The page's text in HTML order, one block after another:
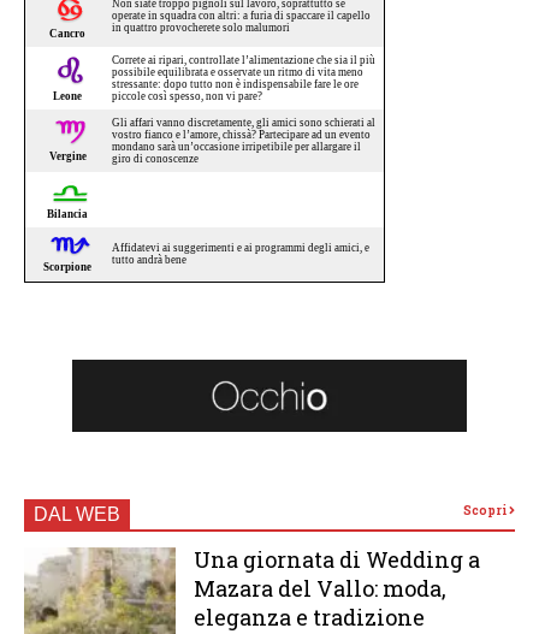
DAL WEB Scopri
Una giornata di Wedding a
Mazara del Vallo: moda,
eleganza e tradizione